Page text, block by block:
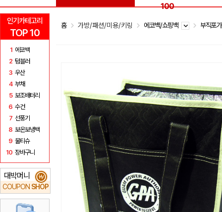
인기카테고리
TOP 10
1 에코백
2 텀블러
3 우산
4 부채
5 보조배터리
6 수건
7 선풍기
8 보온보냉백
9 물티슈
10 장바구니
대박머니
COUPON SHOP
₩
100
홈 가방/패션/미용/키링 에코백/쇼핑백 부직포